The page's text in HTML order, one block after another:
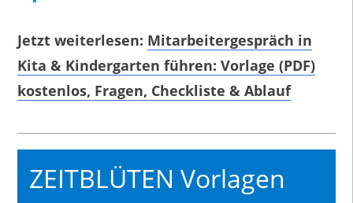
Jetzt weiterlesen: Mitarbeitergespräch in
Kita & Kindergarten führen: Vorlage (PDF)
kostenlos, Fragen, Checkliste & Ablauf
ZEITBLÜTEN Vorlagen